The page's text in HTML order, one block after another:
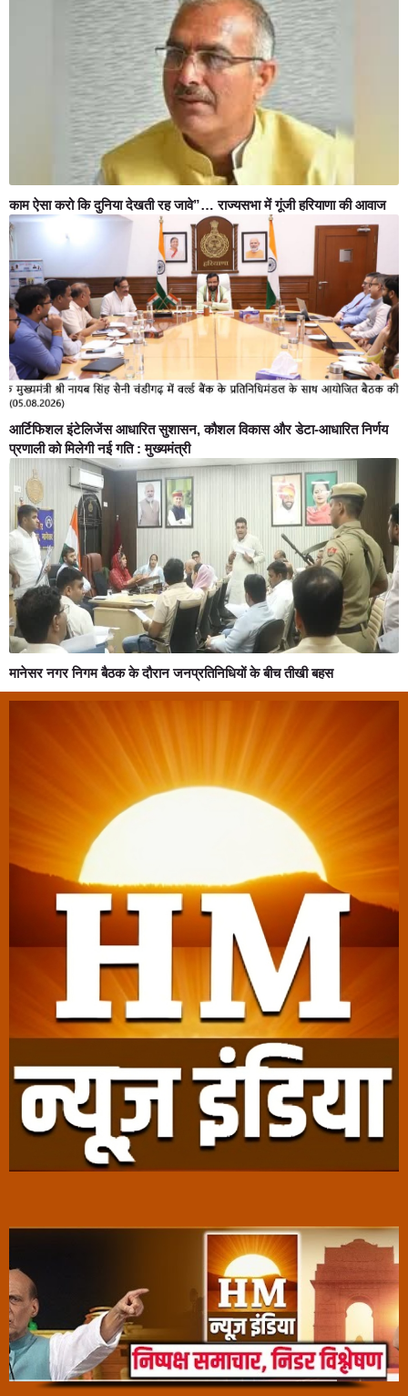
काम ऐसा करो कि दुनिया देखती रह जावे”… राज्यसभा में गूंजी हरियाणा की आवाज
आर्टिफिशल इंटेलिजेंस आधारित सुशासन, कौशल विकास और डेटा-आधारित निर्णय
प्रणाली को मिलेगी नई गति : मुख्यमंत्री
मानेसर नगर निगम बैठक के दौरान जनप्रतिनिधियों के बीच तीखी बहस